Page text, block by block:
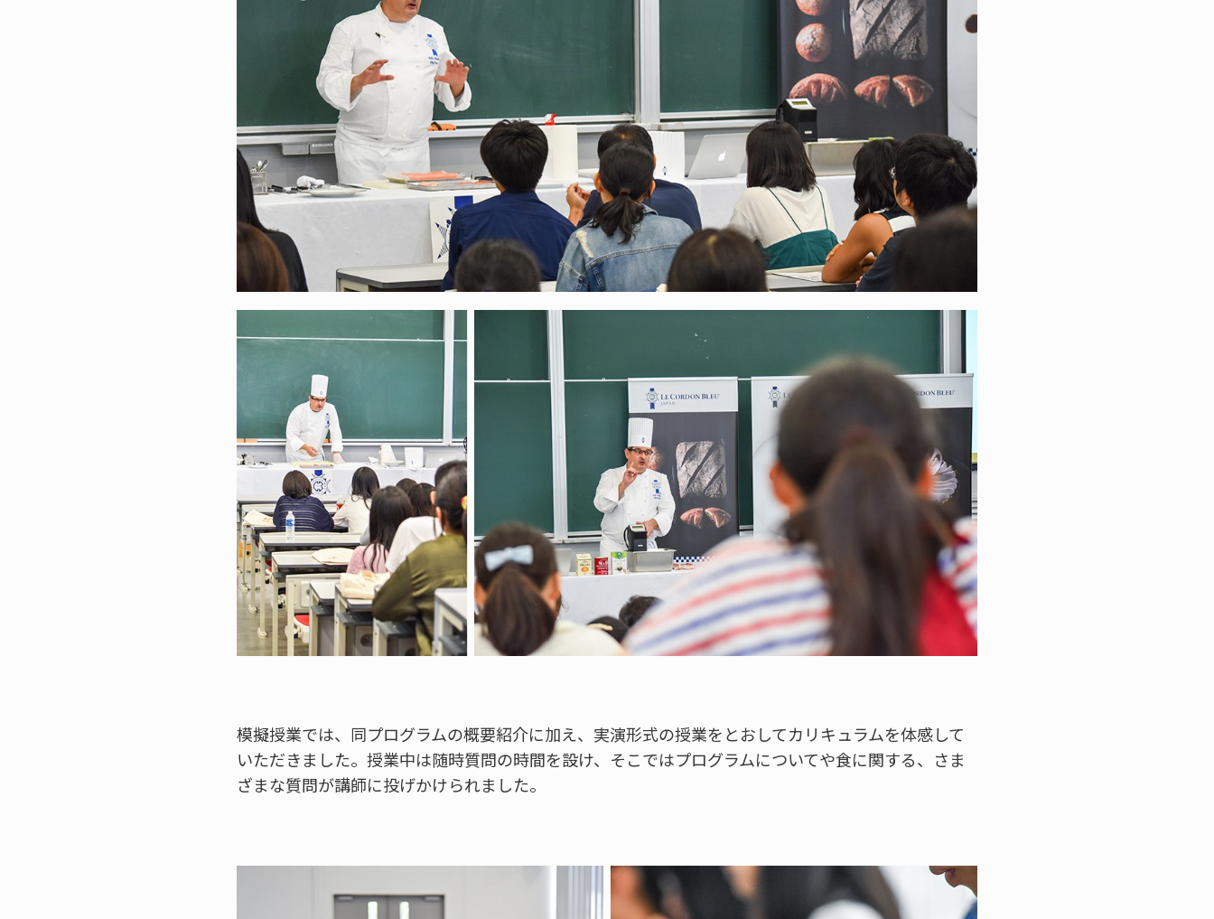
模擬授業では、同プログラムの概要紹介に加え、実演形式の授業をとおしてカリキュラムを体感して
いただきました。授業中は随時質問の時間を設け、そこではプログラムについてや食に関する、さま
ざまな質問が講師に投げかけられました。